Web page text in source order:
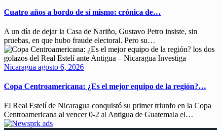
Cuatro años a bordo de sí mismo: crónica de…
A un día de dejar la Casa de Nariño, Gustavo Petro insiste, sin
pruebas, en que hubo fraude electoral. Pero su…
Nicaragua agosto 6, 2026
Copa Centroamericana: ¿Es el mejor equipo de la región?…
El Real Estelí de Nicaragua conquistó su primer triunfo en la Copa
Centroamericana al vencer 0-2 al Antigua de Guatemala el…